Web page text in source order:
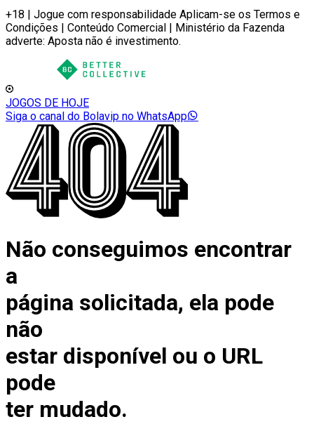
+18 | Jogue com responsabilidade Aplicam-se os Termos e
Condições | Conteúdo Comercial | Ministério da Fazenda
adverte: Aposta não é investimento.
JOGOS DE HOJE
Siga o canal do Bolavip no WhatsApp
Não conseguimos encontrar
a
página solicitada, ela pode
não
estar disponível ou o URL
pode
ter mudado.